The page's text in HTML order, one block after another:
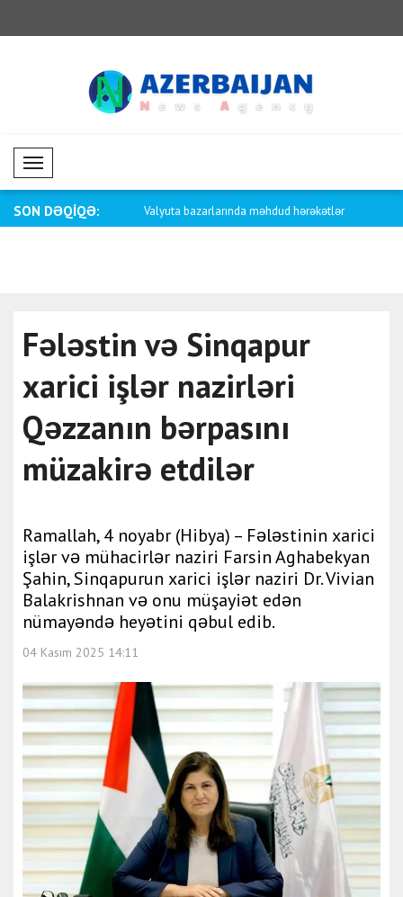
Mobil Menü
SON DƏQİQƏ:
məhdud hərəkətlər Enerji əmtəələrində eniş meyli davam
Fələstin və Sinqapur
xarici işlər nazirləri
Qəzzanın bərpasını
müzakirə etdilər
Ramallah, 4 noyabr (Hibya) – Fələstinin xarici
işlər və mühacirlər naziri Farsin Aghabekyan
Şahin, Sinqapurun xarici işlər naziri Dr. Vivian
Balakrishnan və onu müşayiət edən
nümayəndə heyətini qəbul edib.
04 Kasım 2025 14:11